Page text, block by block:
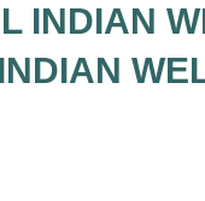
INDIAN
INDIAN